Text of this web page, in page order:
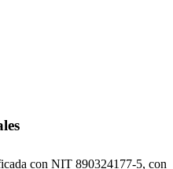
con NIT 890324177-5, con